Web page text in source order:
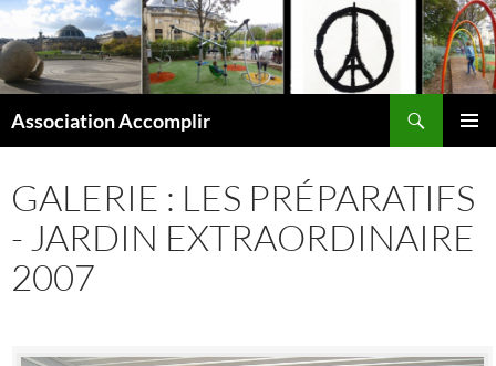
Aller
au
contenu
Association Accomplir
GALERIE : LES PRÉPARATIFS
- JARDIN EXTRAORDINAIRE
2007